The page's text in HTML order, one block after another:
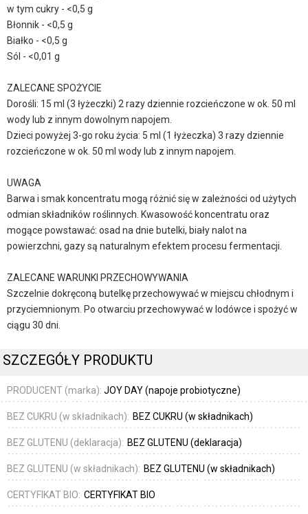
w tym cukry - <0,5 g
Błonnik - <0,5 g
Białko - <0,5 g
Sól - <0,01 g
ZALECANE SPOŻYCIE
Dorośli: 15 ml (3 łyżeczki) 2 razy dziennie rozcieńczone w ok. 50 ml
wody lub z innym dowolnym napojem.
Dzieci powyżej 3-go roku życia: 5 ml (1 łyżeczka) 3 razy dziennie
rozcieńczone w ok. 50 ml wody lub z innym napojem.
UWAGA
Barwa i smak koncentratu mogą różnić się w zależności od użytych
odmian składników roślinnych. Kwasowość koncentratu oraz
mogące powstawać: osad na dnie butelki, biały nalot na
powierzchni, gazy są naturalnym efektem procesu fermentacji.
ZALECANE WARUNKI PRZECHOWYWANIA
Szczelnie dokręconą butelkę przechowywać w miejscu chłodnym i
przyciemnionym. Po otwarciu przechowywać w lodówce i spożyć w
ciągu 30 dni.
SZCZEGÓŁY PRODUKTU
PRODUCENT (marka): JOY DAY (napoje probiotyczne)
BEZ CUKRU (w składnikach): BEZ CUKRU (w składnikach)
BEZ GLUTENU (deklaracja): BEZ GLUTENU (deklaracja)
BEZ GLUTENU (w składnikach): BEZ GLUTENU (w składnikach)
CERTYFIKAT BIO: CERTYFIKAT BIO